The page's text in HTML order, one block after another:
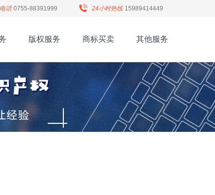
电话 0755-88391999 24小时热线 15989414449
版权服务 商标买卖 其他服务